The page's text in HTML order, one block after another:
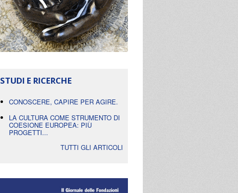
STUDI E RICERCHE
CONOSCERE, CAPIRE PER AGIRE.
LA CULTURA COME STRUMENTO DI
COESIONE EUROPEA: PIÙ
PROGETTI...
TUTTI GLI ARTICOLI